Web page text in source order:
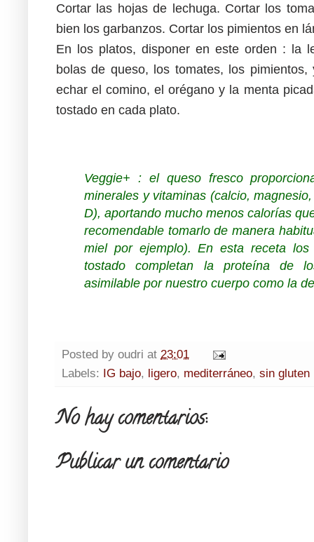
Cortar las hojas de lechuga. Cortar los
bien los garbanzos. Cortar los pimientos en
En los platos, disponer en este orden : la
bolas de queso, los tomates, los
echar el comino, el orégano y la menta
tostado en cada plato.
Veggie+ : el queso fresco
minerales y vitaminas (calcio,
D), aportando mucho menos calorías
recomendable tomarlo de manera
miel por ejemplo). En esta receta
tostado completan la proteína de
asimilable por nuestro cuerpo como la
Posted by oudri at 23:01
Labels: IG bajo, ligero, mediterráneo, sin gluten
No hay comentarios:
Publicar un comentario